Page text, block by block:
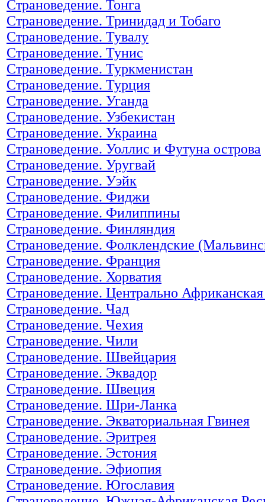
Страноведение. Тонга
Страноведение. Тринидад и Тобаго
Страноведение. Тувалу
Страноведение. Тунис
Страноведение. Туркменистан
Страноведение. Турция
Страноведение. Уганда
Страноведение. Узбекистан
Страноведение. Украина
Страноведение. Уоллис и Футуна острова
Страноведение. Уругвай
Страноведение. Уэйк
Страноведение. Фиджи
Страноведение. Филиппины
Страноведение. Финляндия
Страноведение. Фолклендские
Страноведение. Франция
Страноведение. Хорватия
Страноведение. Центрально
Страноведение. Чад
Страноведение. Чехия
Страноведение. Чили
Страноведение. Швейцария
Страноведение. Эквадор
Страноведение. Швеция
Страноведение. Шри-Ланка
Страноведение. Экваториальная Гвинея
Страноведение. Эритрея
Страноведение. Эстония
Страноведение. Эфиопия
Страноведение. Югославия